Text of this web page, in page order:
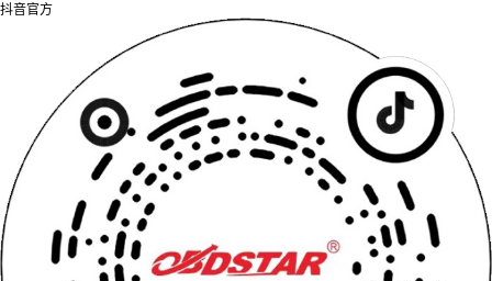
抖音官方